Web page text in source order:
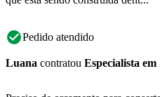
Pedido atendido
Luana contratou Especialista em